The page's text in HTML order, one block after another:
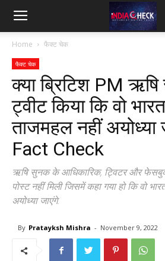
IndiaCheck
Home फैक्ट चेक
फैक्ट चेक
क्या ब्रिटिश PM
ट्वीट किया कि वो
ताजमहल नहीं अयोध्या
Fact Check
ऋषि सुनक के आधिकारिक, ट्विटर और
पोस्ट नहीं मिली जिसमें कहा गया हो कि वो
अयोध्या जाएंगे.
By Pratayksh Mishra - November 9, 2022